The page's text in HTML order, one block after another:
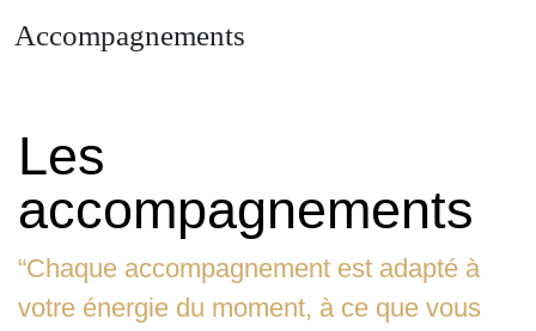
Accompagnements
Les
accompagnements
“Chaque accompagnement est adapté à
votre énergie du moment, à ce que vous